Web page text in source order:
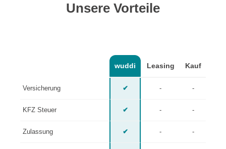
Unsere Vorteile
wuddi Leasing Kauf
Versicherung ✔ - -
KFZ Steuer ✔ - -
Zulassung ✔ - -